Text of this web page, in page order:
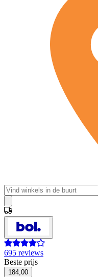
695 reviews
Beste prijs
184,00